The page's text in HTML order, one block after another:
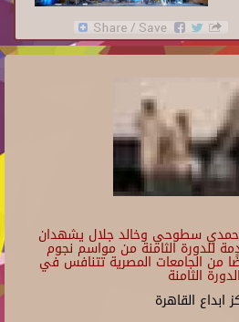
حمدي سطوحي وخالد جلال يشهدان
للدورة الثامنة من مواسم نجوم
الجامعي 130 عرضًا من الجامعات المصرية تتنافس في
الدورة الثامنة
ابداع القاهرة